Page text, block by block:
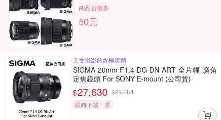
商品折價券
50元
天文攝影的終極鏡頭
SIGMA 20mm F1.4 DG DN ART 全片幅 廣角
定焦鏡頭 For SONY E-mount (公司貨)
$27,630 $29,084
限時下殺
券